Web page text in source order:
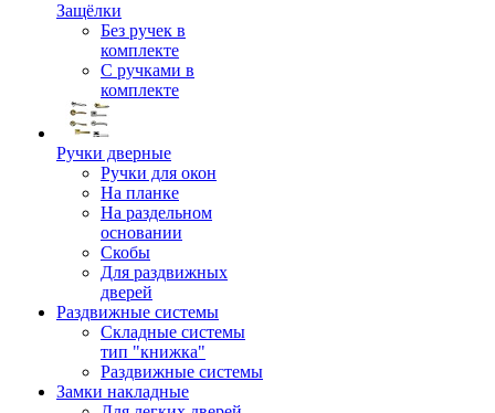
Защёлки
Без ручек в
комплекте
С ручками в
комплекте
Ручки дверные
Ручки для окон
На планке
На раздельном
основании
Скобы
Для раздвижных
дверей
Раздвижные системы
Складные системы
тип "книжка"
Раздвижные системы
Замки накладные